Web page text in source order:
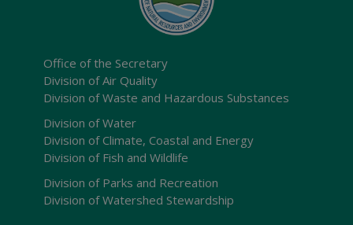
Office of the Secretary
Division of Air Quality
Division of Waste and Hazardous Substances
Division of Water
Division of Climate, Coastal and Energy
Division of Fish and Wildlife
Division of Parks and Recreation
Division of Watershed Stewardship